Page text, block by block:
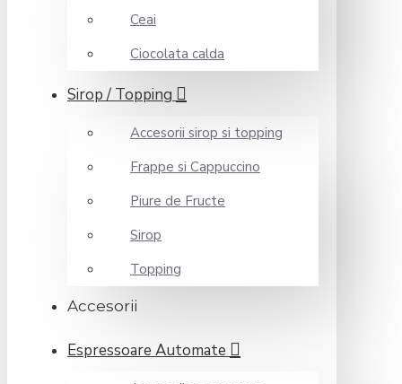
Ceai
Ciocolata calda
Sirop / Topping
Accesorii sirop si topping
Frappe si Cappuccino
Piure de Fructe
Sirop
Topping
Accesorii
Espressoare Automate